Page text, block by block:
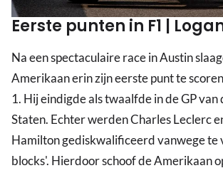
Eerste punten in F1 |
Na een spectaculaire race in Austin
Amerikaan erin zijn eerste punt te
1. Hij eindigde als twaalfde in de GP
Staten. Echter werden Charles Leclerc
Hamilton gediskwalificeerd vanwege te
blocks'. Hierdoor schoof de Amerikaan